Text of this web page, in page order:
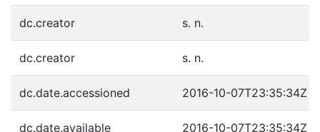
dc.creator s. n.
dc.creator s. n.
dc.date.accessioned 2016-10-07T23:35:34Z
dc.date.available 2016-10-07T23:35:34Z